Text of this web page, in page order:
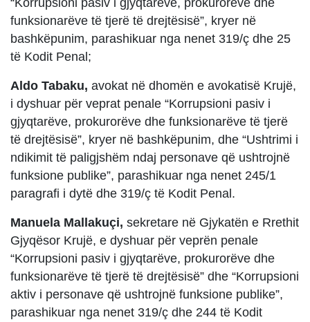
funksionarëve të tjerë të drejtësisë”, kryer në
bashkëpunim, parashikuar nga nenet 319/ç dhe 25
të Kodit Penal;
Aldo Tabaku, avokat në dhomën e avokatisë Krujë,
i dyshuar për veprat penale “Korrupsioni pasiv i
gjyqtarëve, prokurorëve dhe funksionarëve të tjerë
të drejtësisë”, kryer në bashkëpunim, dhe “Ushtrimi i
ndikimit të paligjshëm ndaj personave që ushtrojnë
funksione publike”, parashikuar nga nenet 245/1
paragrafi i dytë dhe 319/ç të Kodit Penal.
Manuela Mallakuçi, sekretare në Gjykatën e Rrethit
Gjyqësor Krujë, e dyshuar për veprën penale
“Korrupsioni pasiv i gjyqtarëve, prokurorëve dhe
funksionarëve të tjerë të drejtësisë” dhe “Korrupsioni
aktiv i personave që ushtrojnë funksione publike”,
parashikuar nga nenet 319/ç dhe 244 të Kodit